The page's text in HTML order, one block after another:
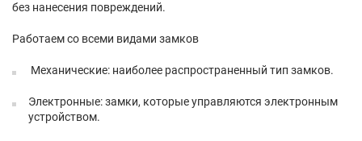
без нанесения повреждений.
Работаем со всеми видами замков
Механические: наиболее распространенный тип замков.
Электронные: замки, которые управляются электронным
устройством.